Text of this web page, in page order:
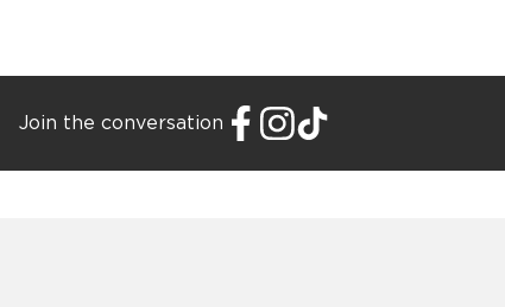
Join the conversation